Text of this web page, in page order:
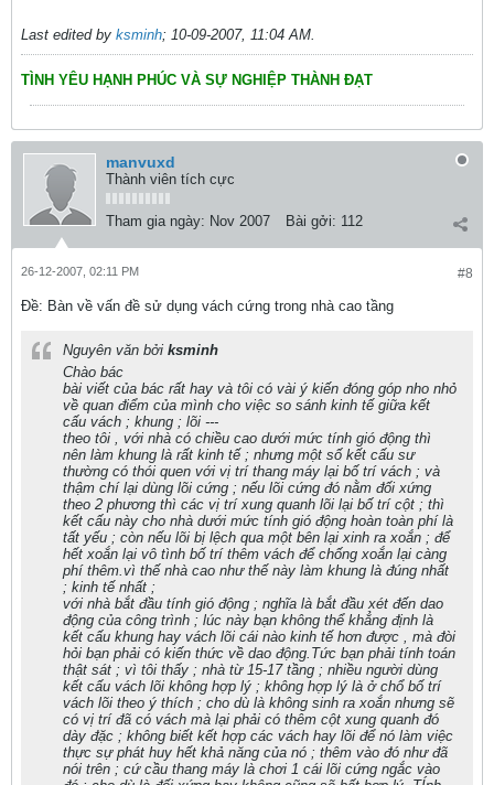
Last edited by ksminh; 10-09-2007, 11:04 AM.
TÌNH YÊU HẠNH PHÚC VÀ SỰ NGHIỆP THÀNH ĐẠT
manvuxd
Thành viên tích cực
Tham gia ngày: Nov 2007 Bài gởi: 112
#8
26-12-2007, 02:11 PM
Ðề: Bàn về vấn đề sử dụng vách cứng trong nhà cao tầng
Nguyên văn bởi ksminh
Chào bác
bài viết của bác rất hay và tôi có vài ý kiến đóng góp nho nhỏ
về quan điểm của mình cho việc so sánh kinh tế giữa kết
cấu vách ; khung ; lõi ---
theo tôi , với nhà có chiều cao dưới mức tính gió động thì
nên làm khung là rất kinh tế ; nhưng một số kết cấu sư
thường có thói quen với vị trí thang máy lại bố trí vách ; và
thậm chí lại dùng lõi cứng ; nếu lõi cứng đó nằm đối xứng
theo 2 phương thì các vị trí xung quanh lõi lại bố trí cột ; thì
kết cấu này cho nhà dưới mức tính gió động hoàn toàn phí là
tất yếu ; còn nếu lõi bị lệch qua một bên lại xinh ra xoắn ; để
hết xoắn lại vô tình bố trí thêm vách để chống xoắn lại càng
phí thêm.vì thế nhà cao như thế này làm khung là đúng nhất
; kinh tế nhất ;
với nhà bắt đầu tính gió động ; nghĩa là bắt đầu xét đến dao
động của công trình ; lúc này bạn không thể khẳng định là
kết cấu khung hay vách lõi cái nào kinh tế hơn được , mà đòi
hỏi bạn phải có kiến thức về dao động.Tức bạn phải tính toán
thật sát ; vì tôi thấy ; nhà từ 15-17 tầng ; nhiều người dùng
kết cấu vách lõi không hợp lý ; không hợp lý là ở chổ bố trí
vách lõi theo ý thích ; cho dù là không sinh ra xoắn nhưng sẽ
có vị trí đã có vách mà lại phải có thêm cột xung quanh đó
dày đặc ; không biết kết hợp các vách hay lõi để nó làm việc
thực sự phát huy hết khả năng của nó ; thêm vào đó như đã
nói trên ; cứ cầu thang máy là chơi 1 cái lõi cứng ngắc vào